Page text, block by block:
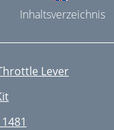
Inhaltsverzeichnis
Lever